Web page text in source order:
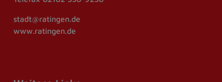
stadt@ratingen.de
www.ratingen.de